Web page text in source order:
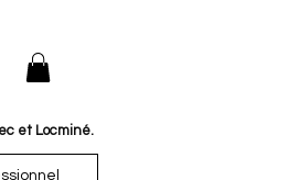
et Locminé.